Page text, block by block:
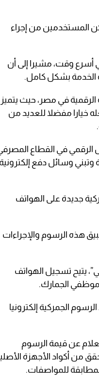
المستخدمين من إجراء
أسرع وقت، مشيرا إلى أن
الخدمة بشكل كامل.
في مصر، حيث يتميز
خيارا مفضلا للعديد من
الرقمي في القطاع
وتبني وسائل دفع إلكترونية
جديدة على الهواتف
هذه الرسوم والإجراءات
يتيح تسجيل الهواتف
موظفي الجمارك.
الجمركية إلكترونيا
عن قيمة الرسوم
من أكواد الأجهزة
للمواصفات.